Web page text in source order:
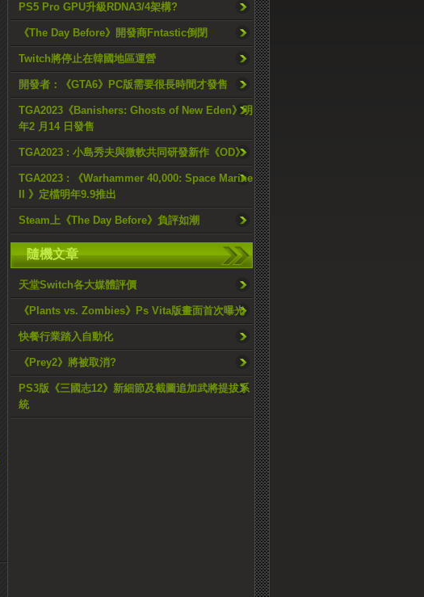
PS5 Pro GPU升級RDNA3/4架構?
《The Day Before》開發商Fntastic倒閉
Twitch將停止在韓國地區運營
開發者：《GTA6》PC版需要很長時間才發售
TGA2023《Banishers: Ghosts of New Eden》明
年2 月14 日發售
TGA2023 : 小島秀夫與微軟共同研發新作《OD》
TGA2023 : 《Warhammer 40,000: Space Marine
II 》定檔明年9.9推出
Steam上《The Day Before》負評如潮
隨機文章
天堂Switch各大媒體評價
《Plants vs. Zombies》Ps Vita版畫面首次曝光
快餐行業踏入自動化
《Prey2》將被取消?
PS3版《三國志12》新細節及截圖追加武將提拔系
統